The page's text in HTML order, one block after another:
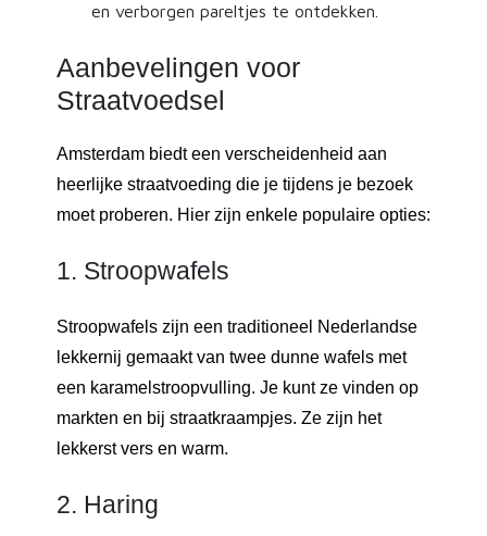
en verborgen pareltjes te ontdekken.
Aanbevelingen voor
Straatvoedsel
Amsterdam biedt een verscheidenheid aan
heerlijke straatvoeding die je tijdens je bezoek
moet proberen. Hier zijn enkele populaire opties:
1. Stroopwafels
Stroopwafels zijn een traditioneel Nederlandse
lekkernij gemaakt van twee dunne wafels met
een karamelstroopvulling. Je kunt ze vinden op
markten en bij straatkraampjes. Ze zijn het
lekkerst vers en warm.
2. Haring